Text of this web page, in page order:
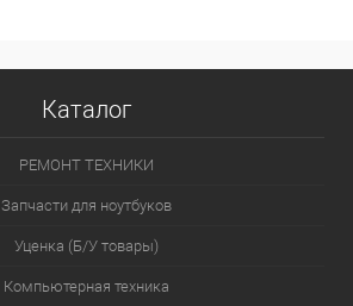
Каталог
РЕМОНТ ТЕХНИКИ
Запчасти для ноутбуков
Уценка (Б/У товары)
Компьютерная техника